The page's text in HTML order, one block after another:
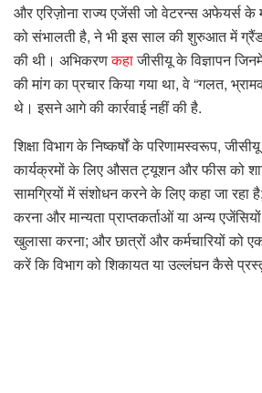
और एरिज़ोना राज्य एजेंसी जो वेटरन्स अफेयर्स के
को संभालती है, ने भी इस साल की शुरुआत में
की थी। अभिकरणकहाजीसीयू के विज्ञापन
की मांग का प्रचार किया गया था, वे “गलत,
थे। इसने आगे की कार्रवाई नहीं की है.
शिक्षा विभाग के निष्कर्षों के परिणामस्वरूप,
कार्यक्रमों के लिए औसत ट्यूशन और फीस को
सामग्रियों में संशोधन करने के लिए कहा जा रहा
करना और मान्यता प्राप्तकर्ताओं या अन्य
खुलासा करना; और छात्रों और कर्मचारियों को
करें कि विभाग को शिकायत या उल्लंघन कैसे